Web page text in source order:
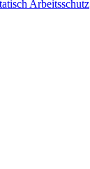
Arbeitsschutz